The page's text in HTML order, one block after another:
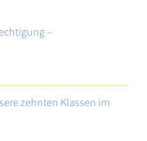
zehnten Klassen im